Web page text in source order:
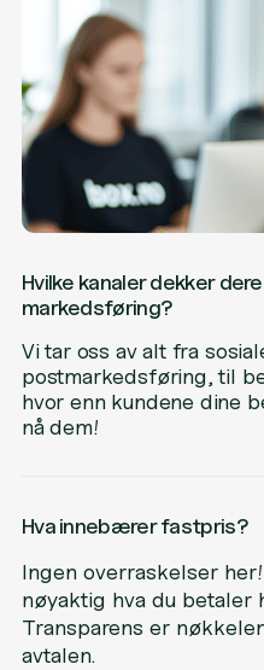
Hvilke kanaler dekker
markedsføring?
Vi tar oss av alt fra
postmarkedsføring, til
hvor enn kundene dine
nå dem!
Hva innebærer fastpris?
Ingen overraskelser
nøyaktig hva du betaler
Transparens er
avtalen.